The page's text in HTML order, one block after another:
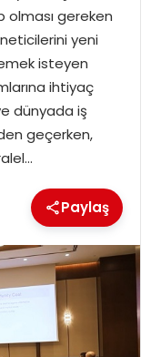
olması gereken
yeni
isteyen
ihtiyaç
dünyada iş
geçerken,
Paylaş